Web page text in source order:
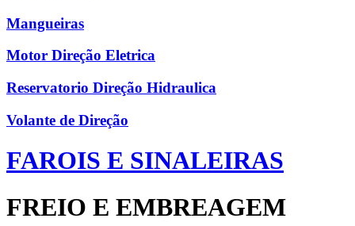
Mangueiras
Motor Direção Eletrica
Reservatorio Direção Hidraulica
Volante de Direção
FAROIS E SINALEIRAS
FREIO E EMBREAGEM